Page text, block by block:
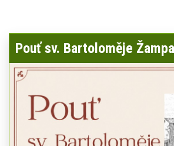
Pouť sv. Bartoloměje